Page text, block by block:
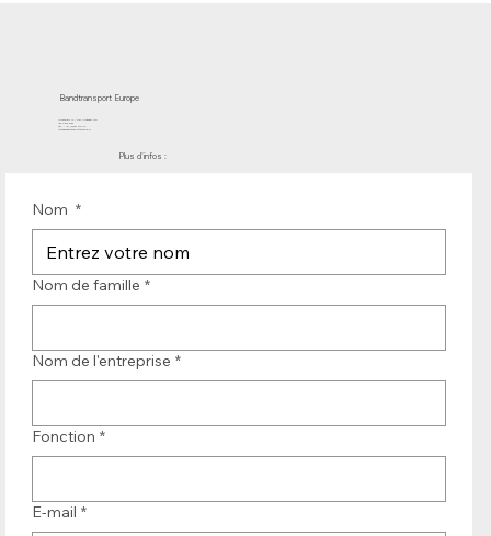
Bandtransport Europe
Molenwerf 12 | DB Uitgeest 1911
les Pays-Bas
Tél. : +31 (0)251 319 119
info@bandtransporteurope.nl
Plus d'infos :
Nom *
Nom de famille *
Nom de l'entreprise *
Fonction *
E-mail *